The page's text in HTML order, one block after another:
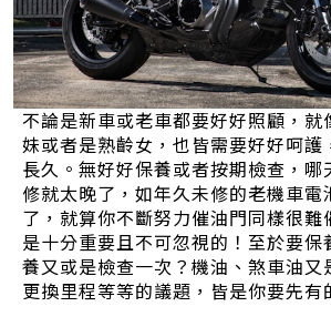
不論是新車或老車都要好好照顧，就
妹或者是熟齡女，也皆需要好好呵護
長久。無好好保養或者按期檢查，哪
修就太晚了，如年久未修的老機車電
了，就算你不斷努力催油門同樣很難
是十分重要且不可忽視的！至於要保
養又或是檢查一次？機油、煞車油又
更換里程等等的議題，皆是你要先有